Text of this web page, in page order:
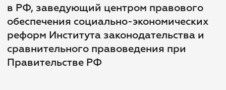
в РФ, заведующий центром правового
обеспечения социально-экономических
реформ Института законодательства и
сравнительного правоведения при
Правительстве РФ